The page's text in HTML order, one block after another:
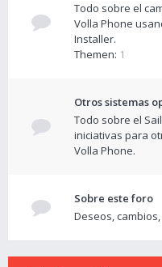
Todo sobre el
Volla Phone
Installer.
Themen: 1
Otros sistemas
Todo sobre el
iniciativas para
Volla Phone.
Sobre este foro
Deseos,